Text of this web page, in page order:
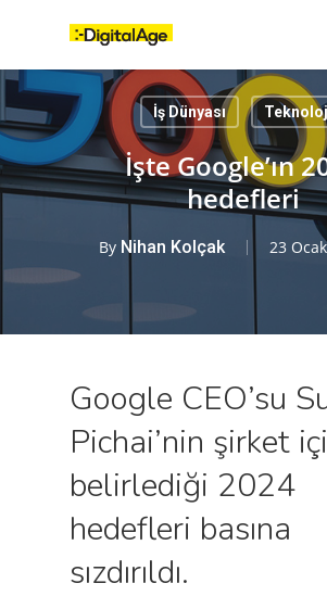
content
İş Dünyası
İşte Google’ın
hedefleri
By Nihan Kolçak 23
Google CEO’su
Pichai’nin şirket
belirlediği 2024
hedefleri basına
sızdırıldı.